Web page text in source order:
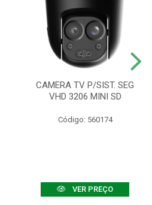
CAMERA TV P/SIST. SEG
VHD 3206 MINI SD
Código: 560174
VER PREÇO